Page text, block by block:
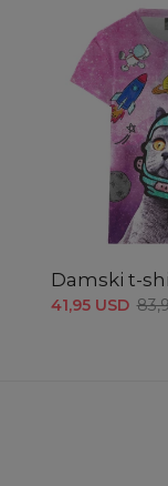
Damski t-
41,95 USD